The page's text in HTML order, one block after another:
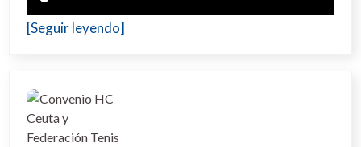
[Seguir leyendo]